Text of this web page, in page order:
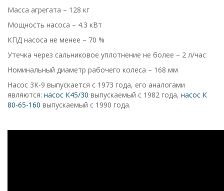
Масса агрегата – 128 кг
Мощность насоса – 4.3 кВт
КПД насоса не менее – 70 %
Утечка через сальниковое уплотнение не более – 2 л/час
Номинальный диаметр рабочего колеса – 168 мм
Насос 3К-9 выпускается с 1973 года, его аналогами
являются: насос К45/30 выпускаемый с 1982 года, насос К
80-65-160 выпускаемый с 1990 года.